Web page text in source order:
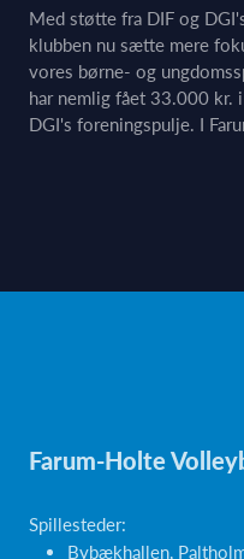
Med støtte fra DIF og
klubben nu sætte mere
vores børne- og
har nemlig fået 33.000 kr.
DGI's foreningspulje. I
Farum-Holte
Spillesteder:
Bybækhallen,